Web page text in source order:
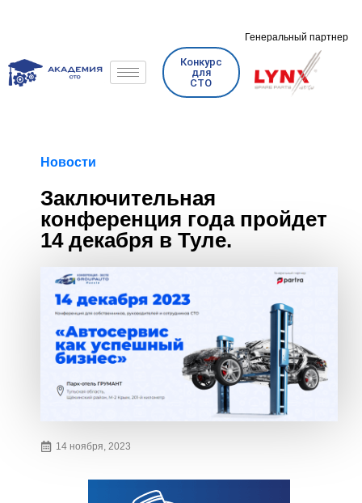
Конкурс
для
СТО
Генеральный партнер
Новости
Заключительная
конференция года пройдет
14 декабря в Туле.
14 ноября, 2023